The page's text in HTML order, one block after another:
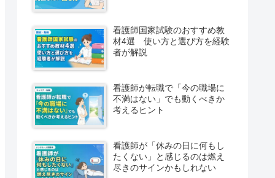
看護師国家試験のおすすめ教
材4選 使い方と選び方を経験
者が解説
看護師が転職で「今の職場に
不満はない」でも動くべきか
考えるヒント
看護師が「休みの日に何もし
たくない」と感じるのは燃え
尽きのサインかもしれない